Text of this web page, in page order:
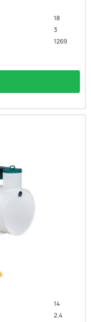
18
3
1269
14
2.4